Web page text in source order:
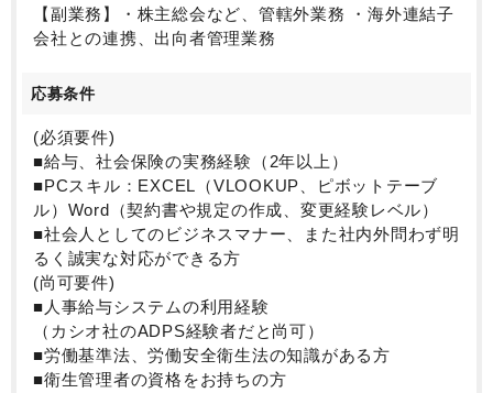
【副業務】・株主総会など、管轄外業務 ・海外連結子
会社との連携、出向者管理業務
応募条件
(必須要件)
■給与、社会保険の実務経験（2年以上）
■PCスキル：EXCEL（VLOOKUP、ピボットテーブ
ル）Word（契約書や規定の作成、変更経験レベル）
■社会人としてのビジネスマナー、また社内外問わず明
るく誠実な対応ができる方
(尚可要件)
■人事給与システムの利用経験
（カシオ社のADPS経験者だと尚可）
■労働基準法、労働安全衛生法の知識がある方
■衛生管理者の資格をお持ちの方